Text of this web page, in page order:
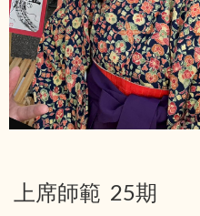
上席師範 25期